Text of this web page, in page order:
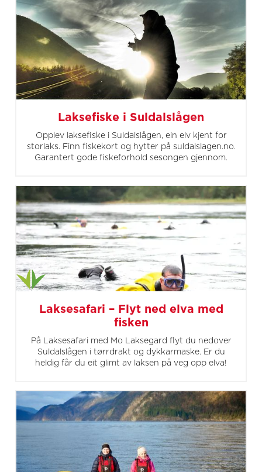
Laksefiske i Suldalslågen
Opplev laksefiske i Suldalslågen, ein elv kjent for
storlaks. Finn fiskekort og hytter på suldalslagen.no.
Garantert gode fiskeforhold sesongen gjennom.
Laksesafari – Flyt ned elva med
fisken
På Laksesafari med Mo Laksegard flyt du nedover
Suldalslågen i tørrdrakt og dykkarmaske. Er du
heldig får du eit glimt av laksen på veg opp elva!